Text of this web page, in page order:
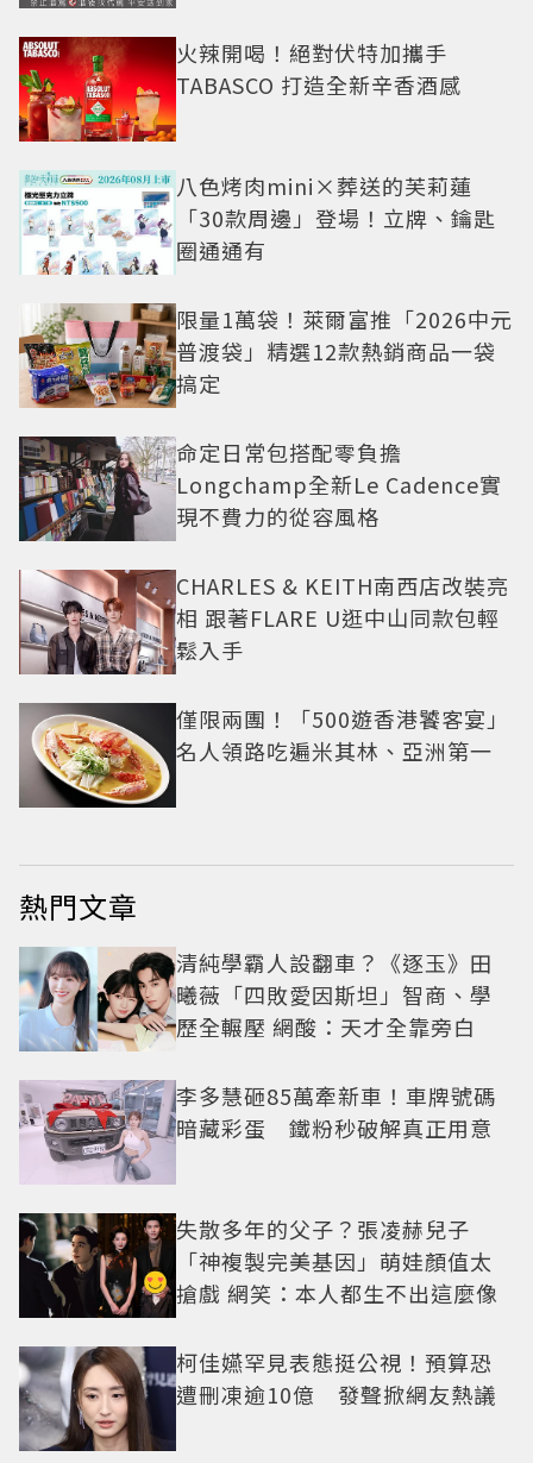
火辣開喝！絕對伏特加攜手
TABASCO 打造全新辛香酒感
八色烤肉mini×葬送的芙莉蓮
「30款周邊」登場！立牌、鑰匙
圈通通有
限量1萬袋！萊爾富推「2026中元
普渡袋」精選12款熱銷商品一袋
搞定
命定日常包搭配零負擔
Longchamp全新Le Cadence實
現不費力的從容風格
CHARLES & KEITH南西店改裝亮
相 跟著FLARE U逛中山同款包輕
鬆入手
僅限兩團！「500遊香港饕客宴」
名人領路吃遍米其林、亞洲第一
熱門文章
清純學霸人設翻車？《逐玉》田
曦薇「四敗愛因斯坦」智商、學
歷全輾壓 網酸：天才全靠旁白
李多慧砸85萬牽新車！車牌號碼
暗藏彩蛋 鐵粉秒破解真正用意
失散多年的父子？張凌赫兒子
「神複製完美基因」萌娃顏值太
搶戲 網笑：本人都生不出這麼像
柯佳嬿罕見表態挺公視！預算恐
遭刪凍逾10億 發聲掀網友熱議